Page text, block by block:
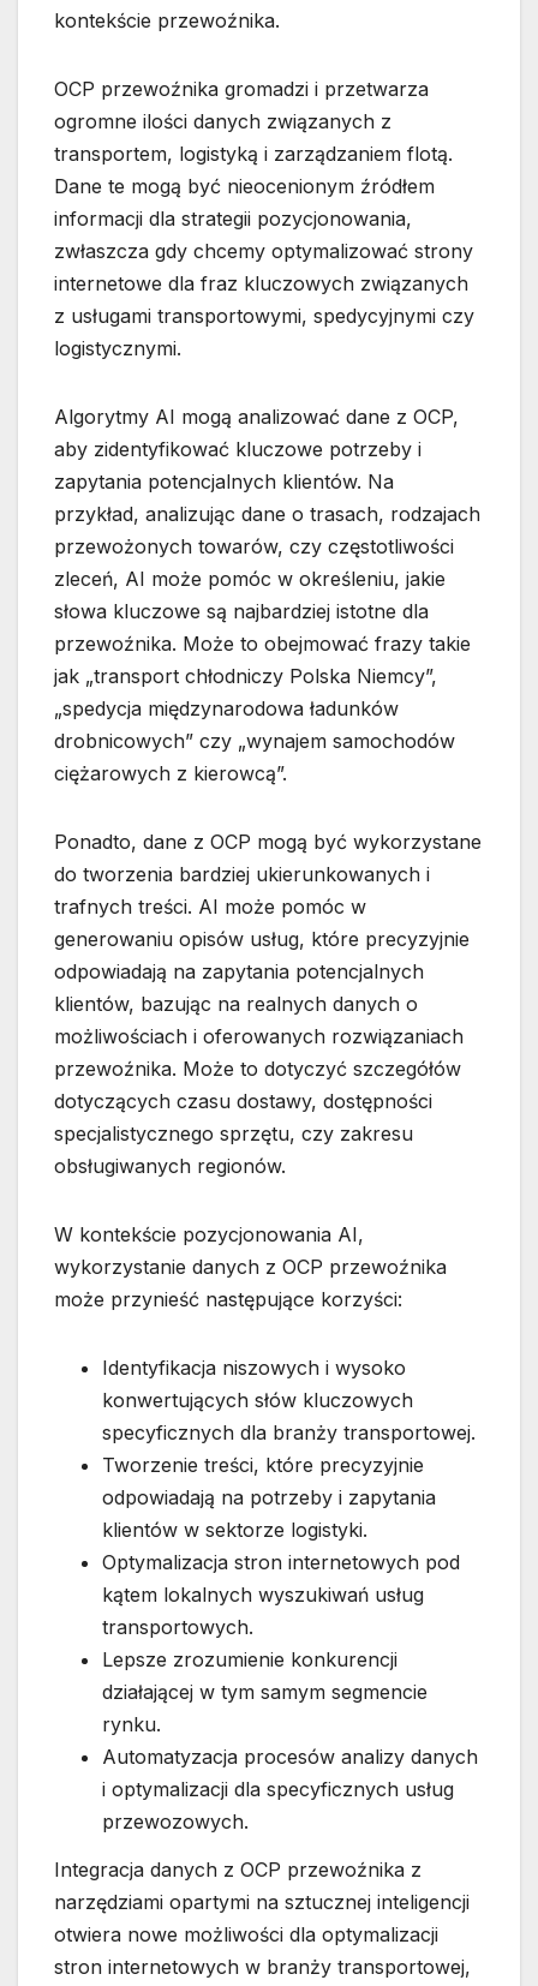
kontekście przewoźnika.
OCP przewoźnika gromadzi i przetwarza
ogromne ilości danych związanych z
transportem, logistyką i zarządzaniem flotą.
Dane te mogą być nieocenionym źródłem
informacji dla strategii pozycjonowania,
zwłaszcza gdy chcemy optymalizować strony
internetowe dla fraz kluczowych związanych
z usługami transportowymi, spedycyjnymi czy
logistycznymi.
Algorytmy AI mogą analizować dane z OCP,
aby zidentyfikować kluczowe potrzeby i
zapytania potencjalnych klientów. Na
przykład, analizując dane o trasach, rodzajach
przewożonych towarów, czy częstotliwości
zleceń, AI może pomóc w określeniu, jakie
słowa kluczowe są najbardziej istotne dla
przewoźnika. Może to obejmować frazy takie
jak „transport chłodniczy Polska Niemcy”,
„spedycja międzynarodowa ładunków
drobnicowych” czy „wynajem samochodów
ciężarowych z kierowcą”.
Ponadto, dane z OCP mogą być wykorzystane
do tworzenia bardziej ukierunkowanych i
trafnych treści. AI może pomóc w
generowaniu opisów usług, które precyzyjnie
odpowiadają na zapytania potencjalnych
klientów, bazując na realnych danych o
możliwościach i oferowanych rozwiązaniach
przewoźnika. Może to dotyczyć szczegółów
dotyczących czasu dostawy, dostępności
specjalistycznego sprzętu, czy zakresu
obsługiwanych regionów.
W kontekście pozycjonowania AI,
wykorzystanie danych z OCP przewoźnika
może przynieść następujące korzyści:
Identyfikacja niszowych i wysoko
konwertujących słów kluczowych
specyficznych dla branży transportowej.
Tworzenie treści, które precyzyjnie
odpowiadają na potrzeby i zapytania
klientów w sektorze logistyki.
Optymalizacja stron internetowych pod
kątem lokalnych wyszukiwań usług
transportowych.
Lepsze zrozumienie konkurencji
działającej w tym samym segmencie
rynku.
Automatyzacja procesów analizy danych
i optymalizacji dla specyficznych usług
przewozowych.
Integracja danych z OCP przewoźnika z
narzędziami opartymi na sztucznej inteligencji
otwiera nowe możliwości dla optymalizacji
stron internetowych w branży transportowej,